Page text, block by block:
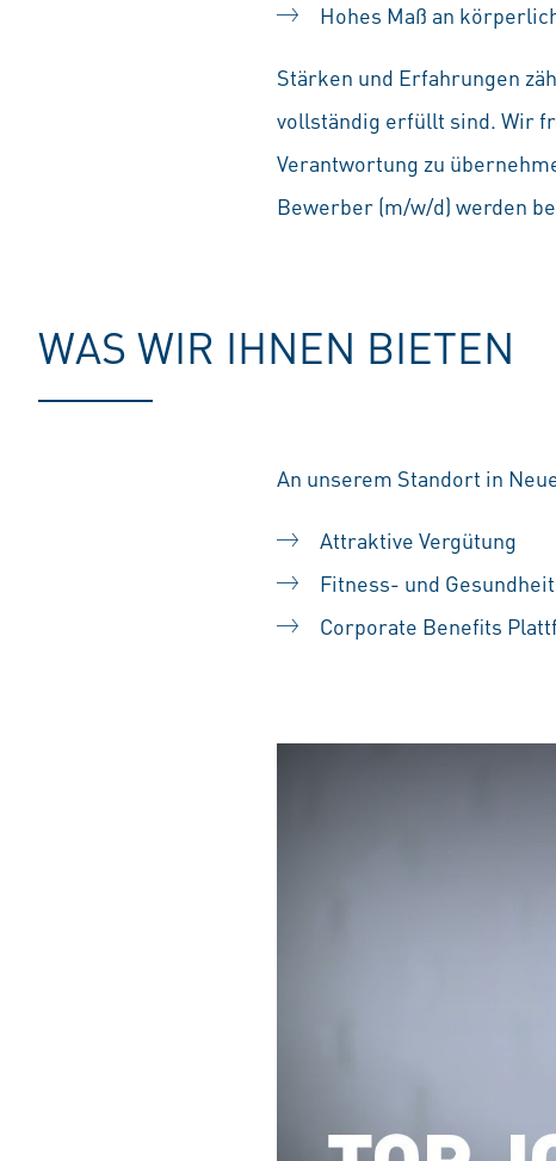
Hohes Maß an
Stärken und Erfahrungen
vollständig erfüllt sind. Wir
Verantwortung zu
Bewerber (m/w/d) werden
WAS WIR IHNEN BIETEN
An unserem Standort in
Attraktive Vergütung
Fitness- und
Corporate Benefits